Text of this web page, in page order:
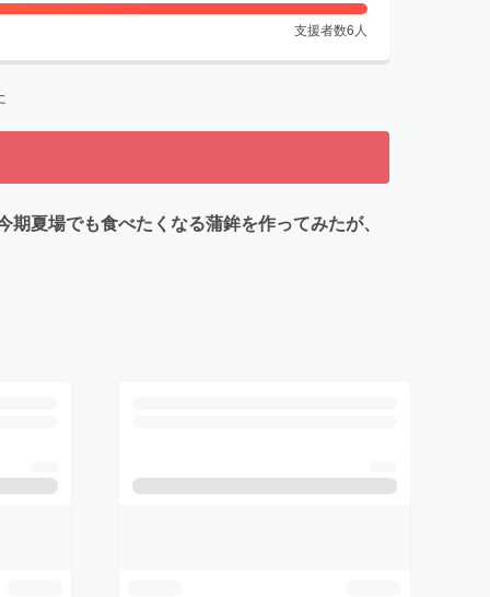
支援者数6 人
夏場でも食べたくなる蒲鉾を作ってみたが、